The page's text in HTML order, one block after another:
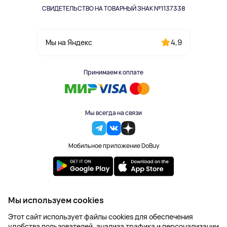
СВИДЕТЕЛЬСТВО НА ТОВАРНЫЙ ЗНАК №1137338
Мы на Яндекс 4,9
Принимаем к оплате
Мы всегда на связи
Мобильное приложение DoBuy
2023-2026 © DoBuy. Все права защищены
Правила обработки персональных данных
Пользовательское соглашение
Мы используем cookies
Этот сайт использует файлы cookies для обеспечения